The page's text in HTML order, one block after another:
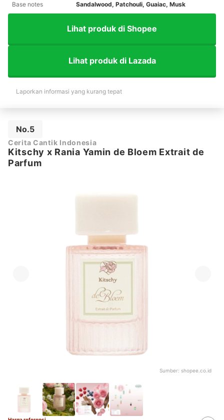
Base notes Sandalwood, Patchouli, Guaiac, Musk
Lihat produk di Shopee
Lihat produk di Lazada
Laporkan informasi yang kurang tepat
No.5
Cerita Cantik Indonesia
Kitschy x Rania Yamin de Bloem Extrait de
Parfum
Sumber: shopee.co.id